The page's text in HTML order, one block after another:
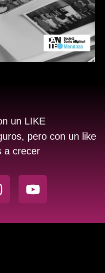
un LIKE
pero con un like
a crecer